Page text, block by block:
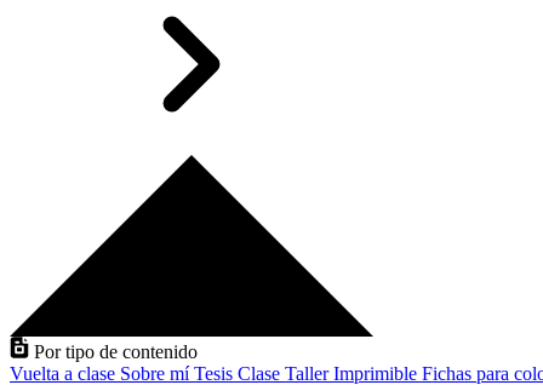
Por tipo de contenido
Vuelta a clase Sobre míTesis Clase TallerImprimible Fichas para